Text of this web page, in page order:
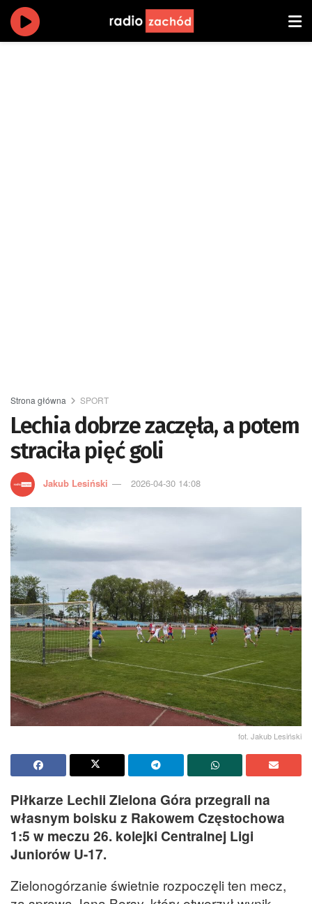
Strona główna SPORT
Lechia dobrze zaczęła, a potem
straciła pięć goli
Jakub Lesiński 2026-04-30 14:08
fot. Jakub Lesiński
Piłkarze Lechii Zielona Góra przegrali na
własnym boisku z Rakowem Częstochowa
1:5 w meczu 26. kolejki Centralnej Ligi
Juniorów U-17.
Zielonogórzanie świetnie rozpoczęli ten mecz,